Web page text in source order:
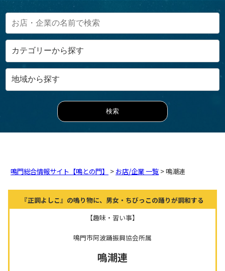
鳴門総合情報サイト【鳴との門】 > お店/企業 一覧 > 鳴潮連
『正調よしこ』の鳴り物に、男女・ちびっこの踊りが調和する
【趣味・習い事】
鳴門市阿波踊振興協会所属
鳴潮連